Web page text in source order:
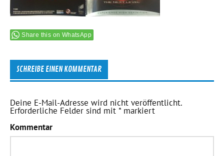
Share this on WhatsApp
SCHREIBE EINEN KOMMENTAR
Deine E-Mail-Adresse wird nicht veröffentlicht.
Erforderliche Felder sind mit*markiert
Kommentar